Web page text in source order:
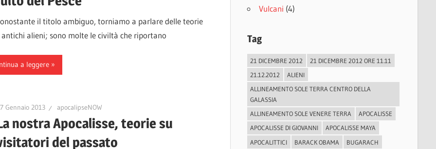
il titolo ambiguo, torniamo a parlare delle teorie
alieni; sono molte le civiltà che riportano
a leggere
Gennaio 2013 apocalipseNOW
nostra Apocalisse, teorie su
del passato
Vulcani (4)
Tag
21 DICEMBRE 2012
21 DICEMBRE 2012 ORE 11.11
21.12.2012
ALIENI
ALLINEAMENTO SOLE TERRA CENTRO DELLA
GALASSIA
ALLINEAMENTO SOLE VENERE TERRA
APOCALISSE
APOCALISSE DI GIOVANNI
APOCALISSE MAYA
APOCALITTICI
BARACK OBAMA BUGARACH